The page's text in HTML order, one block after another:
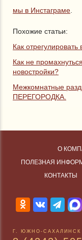
мы в Инстаграме
Похожие статьи:
Как
Как не
новостройки?
Межкомнатные
ПЕРЕГОРОДКА.
О
ПОЛЕЗНАЯ
КОНТАКТЫ
Г. ЮЖНО-САХАЛИНСК